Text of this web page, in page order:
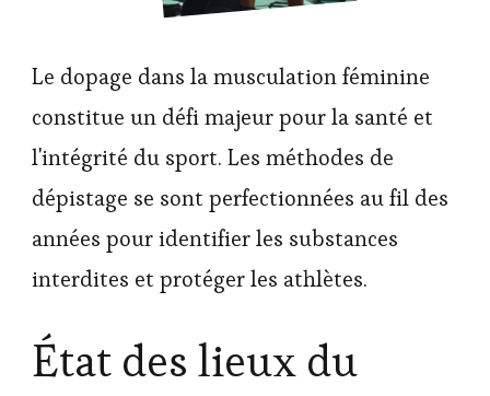
Le dopage dans la musculation féminine
constitue un défi majeur pour la santé et
l'intégrité du sport. Les méthodes de
dépistage se sont perfectionnées au fil des
années pour identifier les substances
interdites et protéger les athlètes.
État des lieux du